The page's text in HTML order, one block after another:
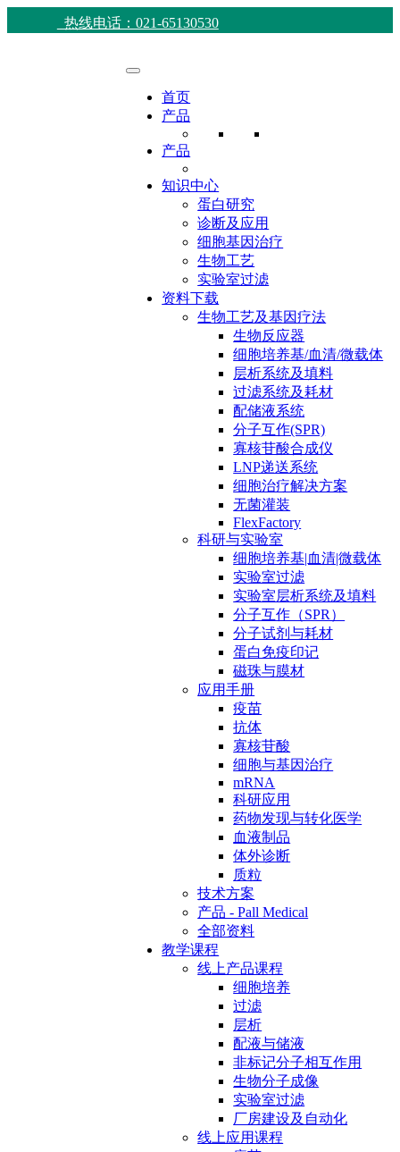
热线电话：021-65130530
首页
产品
产品
知识中心
蛋白研究
诊断及应用
细胞基因治疗
生物工艺
实验室过滤
资料下载
生物工艺及基因疗法
生物反应器
细胞培养基/血清/微载体
层析系统及填料
过滤系统及耗材
配储液系统
分子互作(SPR)
寡核苷酸合成仪
LNP递送系统
细胞治疗解决方案
无菌灌装
FlexFactory
科研与实验室
细胞培养基|血清|微载体
实验室过滤
实验室层析系统及填料
分子互作（SPR）
分子试剂与耗材
蛋白免疫印记
磁珠与膜材
应用手册
疫苗
抗体
寡核苷酸
细胞与基因治疗
mRNA
科研应用
药物发现与转化医学
血液制品
体外诊断
质粒
技术方案
产品 - Pall Medical
全部资料
教学课程
线上产品课程
细胞培养
过滤
层析
配液与储液
非标记分子相互作用
生物分子成像
实验室过滤
厂房建设及自动化
线上应用课程